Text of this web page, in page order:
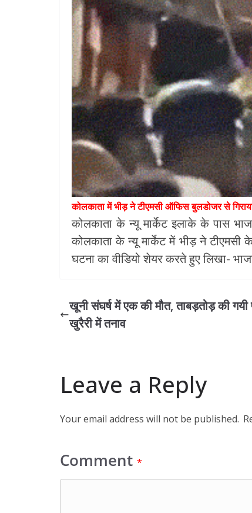
कोलकाता में भीड़ ने टीएमसी ऑफिस बुलडोजर से
कोलकाता के न्यू मार्केट इलाके के पास
कोलकाता के न्यू मार्केट में भीड़ ने टीएमसी
घटना का वीडियो शेयर करते हुए लिखा-
खूनी संघर्ष में एक की मौत, ताबड़तोड़ की
खुरैरी में तनाव
Leave a Reply
Your email address will not be published.
Comment *